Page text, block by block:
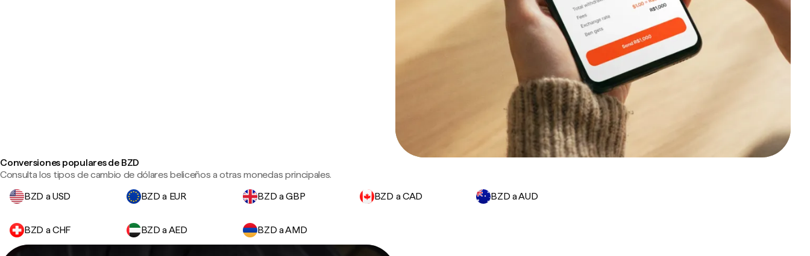
Conversiones populares de BZD
Consulta los tipos de cambio de dólares beliceños a otras monedas principales.
BZD a USD
BZD a EUR BZD a GBP BZD a CAD BZD a AUD
BZD a CHF BZD a AED BZD a AMD